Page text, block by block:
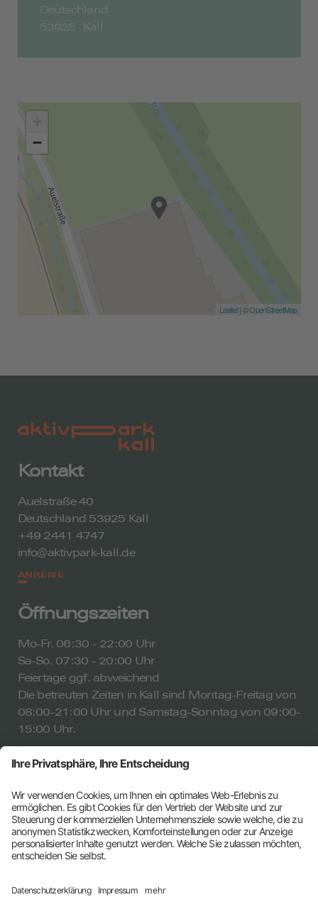
Deutschland
53925 Kall
−
Leaflet| ©OpenStreetMap
Kontakt
Auelstraße 40
Deutschland 53925 Kall
+49 2441 4747
info@aktivpark-kall.de
ANREISE
Öffnungszeiten
Mo-Fr. 06:30 - 22:00 Uhr
Sa-So. 07:30 - 20:00 Uhr
Feiertage ggf. abweichend
Die betreuten Zeiten in Kall sind Montag-Freitag von
08:00-21:00 Uhr und Samstag-Sonntag von 09:00-
15:00 Uhr.
Aktivpark Kall Sitemap